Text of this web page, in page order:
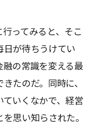
ってみると、そこ
日が待ちうけてい
の常識を変える最
たのだ。同時に、
いくなかで、経営
思い知らされた。